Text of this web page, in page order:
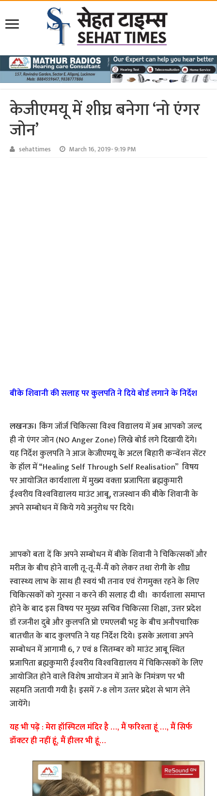
केजीएमयू में शीघ्र बनेगा ‘नो एंगर
जोन’
sehattimes March 16, 2019- 9:19 PM
बीके शिवानी की सलाह पर कुलपति ने दिये बोर्ड लगाने के निर्देश
लखनऊ। किंग जॉर्ज चिकित्‍सा विश्‍व विद्यालय में अब आपको जल्‍द
ही नो एंगर जोन (NO Anger Zone) लिखे बोर्ड लगे दिखायी देंगे।
यह निर्देश कुलपति ने आज केजीएमयू के अटल बिहारी कन्‍वेंशन सेंटर
के हॉल में “Healing Self Through Self Realisation” विषय
पर आयोजित कार्यशाला में मुख्‍य वक्‍ता प्रजापिता ब्रह्मकुमारी
ईश्‍वरीय विश्‍वविद्यालय माउंट आबू, राजस्थान की बीके शिवानी के
अपने सम्‍बोधन में किये गये अनुरोध पर दिये।
आपको बता दें कि अपने सम्‍बोधन में बीके शिवानी ने चिकित्‍सकों और
मरीज के बीच होने वाली तू-तू-मैं-मैं को लेकर तथा रोगी के शीघ्र
स्‍वास्‍थ्‍य लाभ के साथ ही स्‍वयं भी तनाव एवं रोगमुक्‍त रहने के‍ लिए
चिकित्‍सकों को गुस्‍सा न करने की सलाह दी थी। कार्यशाला समाप्‍त
होने के बाद इस विषय पर मुख्य सचिव चिकित्सा शिक्षा, उत्तर प्रदेश
डॉ रजनीश दुबे और कुलपति प्रो एमएलबी भट्ट के बीच अनौपचारिक
बातचीत के बाद कुलपति ने यह निर्देश दिये। इसके अलावा अपने
सम्‍बोधन में आगामी 6, 7 एवं 8 सितम्‍बर को माउंट आबू स्थित
प्रजापिता ब्रह्मकुमारी ईश्‍वरीय विश्‍वविद्यालय में चिकित्‍सकों के लिए
आयोजित होने वाले विशेष आयोजन में आने के निमंत्रण पर भी
सहमति जतायी गयी है। इसमें 7-8 लोग उत्‍तर प्रदेश से भाग लेने
जायेंगे।
यह भी पढ़ें : मेरा हॉस्पिटल मंदिर है …, मैं फरिश्‍ता हूं …, मैं सिर्फ
डॉक्‍टर ही नहीं हूं, मैं हीलर भी हूं…